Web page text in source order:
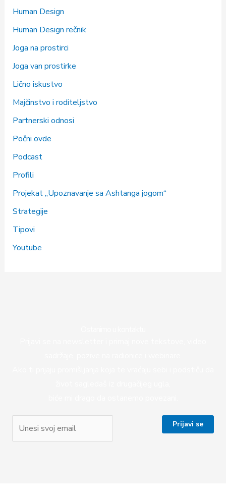
Human Design
Human Design rečnik
Joga na prostirci
Joga van prostirke
Lično iskustvo
Majčinstvo i roditeljstvo
Partnerski odnosi
Počni ovde
Podcast
Profili
Projekat „Upoznavanje sa Ashtanga jogom“
Strategije
Tipovi
Youtube